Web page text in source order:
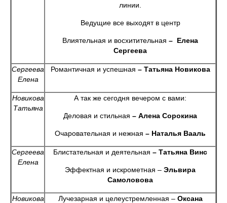
линии.
Ведущие все выходят в центр
Влиятельная и восхитительная – Елена
Сергеева
Сергеева
Елена
Романтичная и успешная – Татьяна Новикова
Новикова
Татьяна
А так же сегодня вечером с вами:
Деловая и стильная – Алена Сорокина
Очаровательная и нежная – Наталья Вааль
Сергеева
Елена
Блистательная и деятельная – Татьяна Винс
Эффектная и искрометная – Эльвира
Самоловова
Новикова
Лучезарная и целеустремленная – Оксана